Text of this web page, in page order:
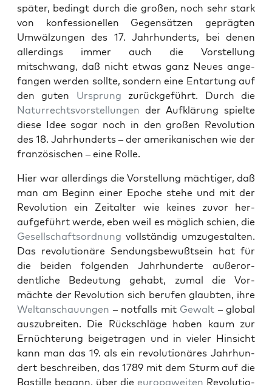
später, bed­ingt durch die großen, noch sehr stark
von kon­fes­sionellen Gegen­sätzen geprägten
Umwälzun­gen des 17. Jahrhun­derts, bei denen
allerd­ings immer auch die Vorstel­lung
mitschwang, daß nicht etwas ganz Neues ange­
fan­gen wer­den sollte, son­dern eine Entar­tung auf
den guten Ursprung zurück­ge­führt. Durch die
Natur­rechtsvorstel­lun­gen der Aufk­lärung spielte
diese Idee sog­ar noch in den großen Rev­o­lu­tion
des 18. Jahrhun­derts – der amerikanis­chen wie der
franzö­sis­chen – eine Rolle.
Hier war allerd­ings die Vorstel­lung mächtiger, daß
man am Beginn ein­er Epoche ste­he und mit der
Rev­o­lu­tion ein Zeital­ter wie keines zuvor her­
aufge­führt werde, eben weil es möglich schien, die
Gesellschaft­sor­d­nung voll­ständig umzugestal­ten.
Das rev­o­lu­tionäre Sendungs­be­wußt­sein hat für
die bei­den fol­gen­den Jahrhun­derte außeror­
dentliche Bedeu­tung gehabt, zumal die Vor­
mächte der Rev­o­lu­tion sich berufen glaubten, ihre
Weltan­schau­un­gen – not­falls mit Gewalt – glob­al
auszubre­it­en. Die Rückschläge haben kaum zur
Ernüchterung beige­tra­gen und in viel­er Hin­sicht
kann man das 19. als ein rev­o­lu­tionäres Jahrhun­
dert beschreiben, das 1789 mit dem Sturm auf die
Bastille begann, über die europaweit­en Rev­o­lu­tio­